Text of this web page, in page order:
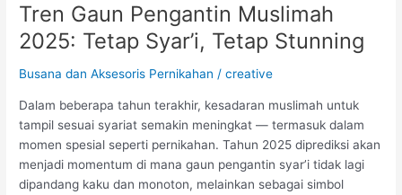
Tren Gaun Pengantin Muslimah
2025: Tetap Syar’i, Tetap Stunning
Busana dan Aksesoris Pernikahan /creative
Dalam beberapa tahun terakhir, kesadaran muslimah untuk
tampil sesuai syariat semakin meningkat — termasuk dalam
momen spesial seperti pernikahan. Tahun 2025 diprediksi akan
menjadi momentum di mana gaun pengantin syar’i tidak lagi
dipandang kaku dan monoton, melainkan sebagai simbol
Tren
Gaun
Pengantin
Muslimah
Tetap
Syar’i,
Tetap
Stunning